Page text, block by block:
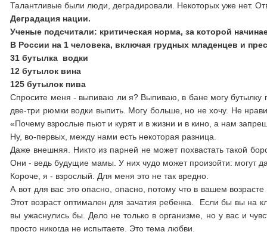
Талантливые были люди, деградировали. Некоторых уже нет.
Деградация нации.
Ученые подсчитали: критическая норма, за которой
В России на 1 человека, включая грудных младенцев и
31 бутылка водки
12 бутылок вина
125 бутылок пива
Спросите меня - выпиваю ли я? Выпиваю, в бане могу бутылку
две-три рюмки водки выпить. Могу больше, но не хочу. Не
«Почему взрослые пьют и курят и в жизни и в кино, а нам
Ну, во-первых, между нами есть некоторая разница.
Даже внешняя. Никто из парней не может похвастать такой
Они - ведь будущие мамы. У них чудо может произойти: могут
Короче, я - взрослый. Для меня это не так вредно.
А вот для вас это опасно, опасно, потому что в вашем
Этот возраст оптимален для зачатия ребенка. Если бы вы на
вы ужаснулись бы. Дело не только в организме, но у вас и
просто никогда не испытаете. Это тема любви.